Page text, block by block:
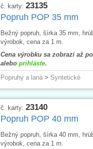
č. karty: 23135
Popruh POP 35 mm
Bežný popruh, šírka 35 mm,
výrobok, cena za 1 m.
Cena výrobku sa zobrazí až
alebo prihláste.
Popruhy a laná> Syntetické
č. karty: 23140
Popruh POP 40 mm
Bežný popruh, šírka 40 mm,
výrobok, cena za 1 m.